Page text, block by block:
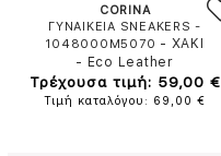
CORINA
ΓΥΝΑΙΚΕΙΑ SNEAKERS -
1048000M5070 - ΧΑΚΙ
- Eco Leather
Τρέχουσα τιμή: 59,00 €
Τιμή καταλόγου: 69,00 €